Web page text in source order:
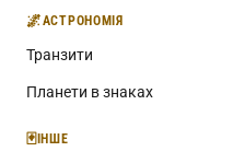
🌌АСТРОНОМІЯ
Транзити
Планети в знаках
🃏ІНШЕ